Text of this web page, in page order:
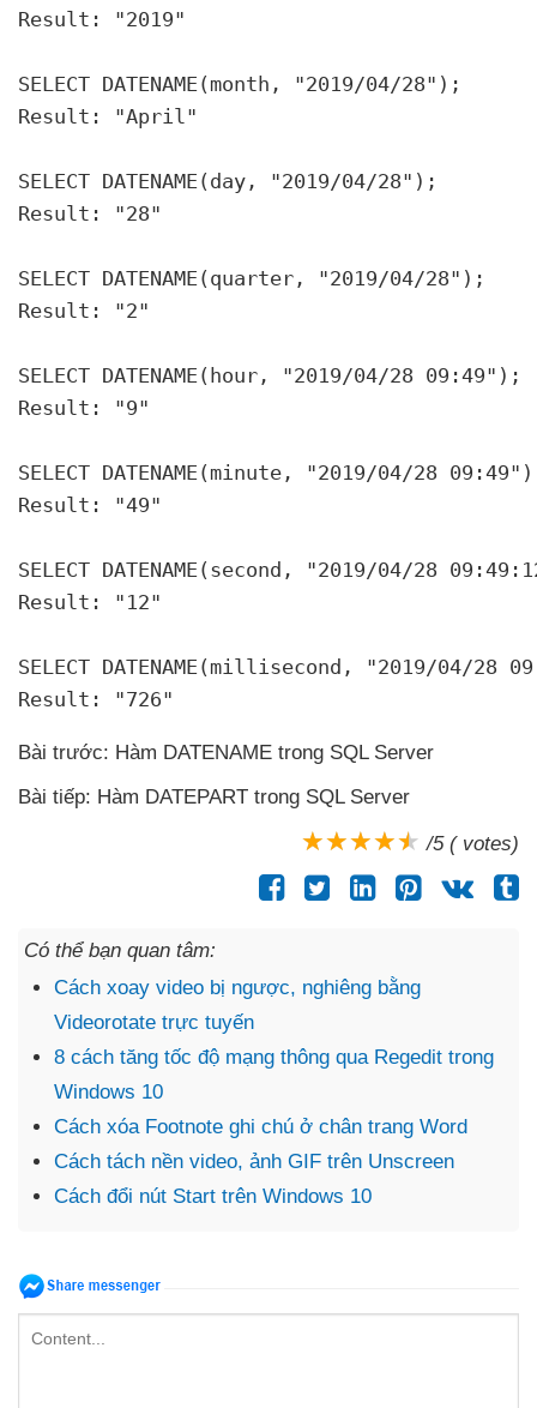
Result: "2019"
SELECT DATENAME(month , "2019/04/28");
Result: "April"
SELECT DATENAME(day , "2019/04/28");
Result: "28"
SELECT DATENAME(quarter , "2019/04/28");
Result: "2"
SELECT DATENAME(hour , "2019/04/28 09:49");
Result: "9"
SELECT DATENAME(minute , "2019/04/28
Result: "49"
SELECT DATENAME(second , "2019/04/28
Result: "12"
SELECT DATENAME(millisecond , "2019/04/28
Result: "726"
Bài trước: Hàm DATENAME trong SQL Server
Bài tiếp: Hàm DATEPART trong SQL Server
/5 ( votes)
Có thể bạn quan tâm:
Cách xoay video bị ngược, nghiêng bằng
Videorotate trực tuyến
8 cách tăng tốc độ mạng thông qua Regedit trong
Windows 10
Cách xóa Footnote ghi chú ở chân trang Word
Cách tách nền video, ảnh GIF trên Unscreen
Cách đổi nút Start trên Windows 10